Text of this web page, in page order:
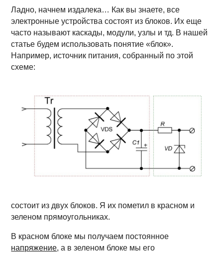
Ладно, начнем издалека… Как вы знаете, все
электронные устройства состоят из блоков. Их еще
часто называют каскады, модули, узлы и тд. В нашей
статье будем использовать понятие «блок».
Например, источник питания, собранный по этой
схеме:
состоит из двух блоков. Я их пометил в красном и
зеленом прямоугольниках.
В красном блоке мы получаем постоянное
напряжение, а в зеленом блоке мы его